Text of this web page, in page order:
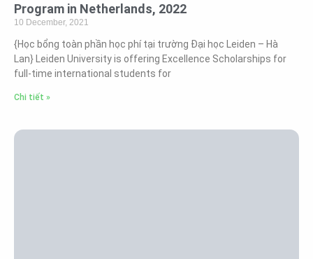
Program in Netherlands, 2022
10 December, 2021
{Học bổng toàn phần học phí tại trường Đại học Leiden – Hà
Lan} Leiden University is offering Excellence Scholarships for
full-time international students for
Chi tiết »